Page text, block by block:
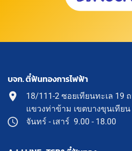
บจก. ตี๋ฟันทองการไฟฟ้า
18/111-2 ซอยเทียนทะเล 19
แขวงท่าข้าม เขตบางขุนเทีย
จันทร์ - เสาร์ 9.00 - 18.00